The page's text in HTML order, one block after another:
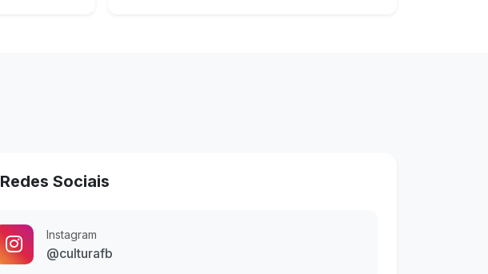
Redes Sociais
Instagram
@culturafb